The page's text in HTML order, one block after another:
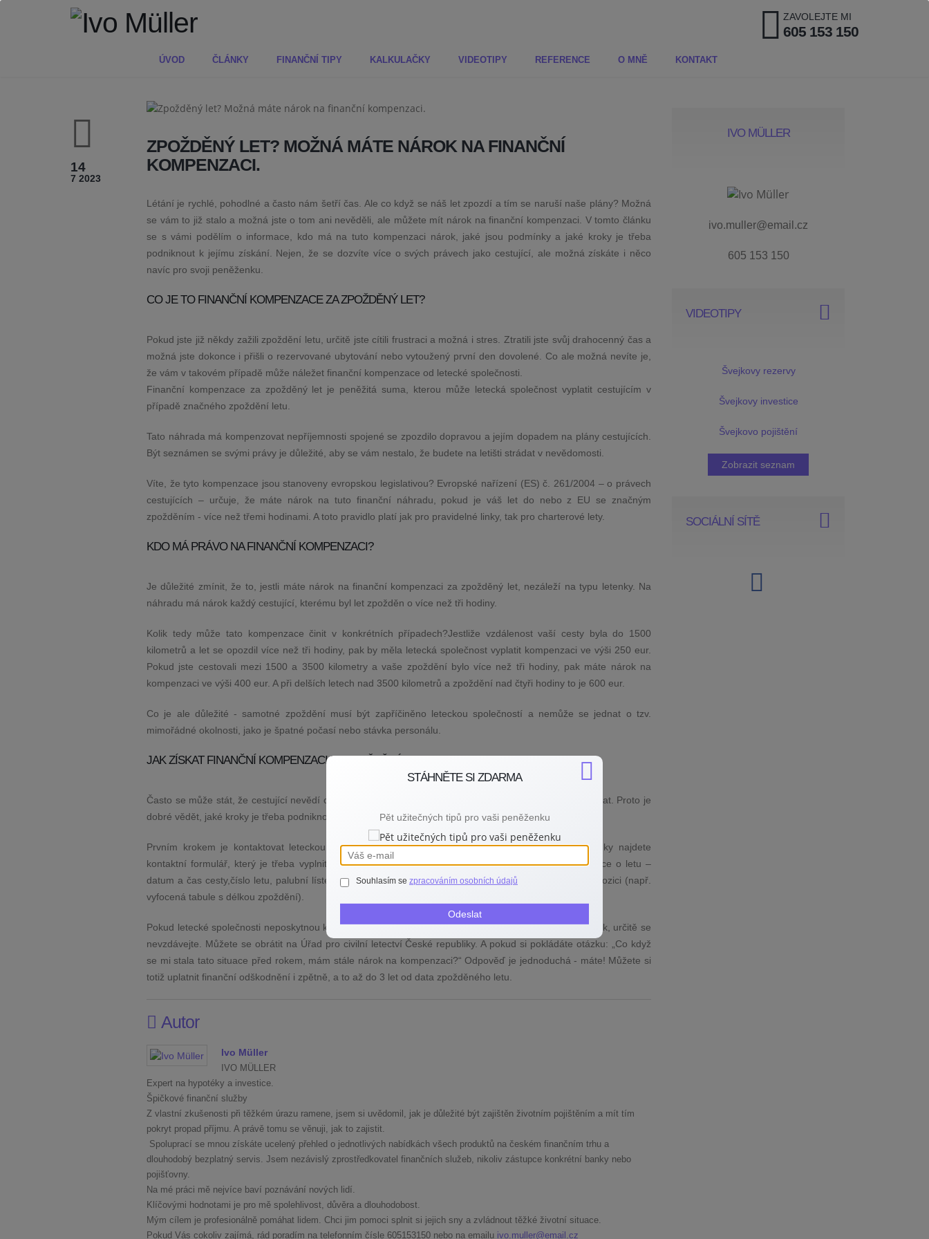
ZAVOLEJTE MI
605 153 150
ÚVOD ČLÁNKY FINANČNÍ TIPY KALKULAČKY VIDEOTIPY REFERENCE O MNĚ KONTAKT
14
7 2023
ZPOŽDĚNÝ LET? MOŽNÁ MÁTE NÁROK NA FINANČNÍ
KOMPENZACI.
Létání je rychlé, pohodlné a často nám šetří čas. Ale co když se náš let zpozdí a tím se naruší naše plány? Možná
se vám to již stalo a možná jste o tom ani nevěděli, ale můžete mít nárok na finanční kompenzaci. V tomto článku
se s vámi podělím o informace, kdo má na tuto kompenzaci nárok, jaké jsou podmínky a jaké kroky je třeba
podniknout k jejímu získání. Nejen, že se dozvíte více o svých právech jako cestující, ale možná získáte i něco
navíc pro svoji peněženku.
CO JE TO FINANČNÍ KOMPENZACE ZA ZPOŽDĚNÝ LET?
Pokud jste již někdy zažili zpoždění letu, určitě jste cítili frustraci a možná i stres. Ztratili jste svůj drahocenný čas a
možná jste dokonce i přišli o rezervované ubytování nebo vytoužený první den dovolené. Co ale možná nevíte je,
že vám v takovém případě může náležet finanční kompenzace od letecké společnosti.
Finanční kompenzace za zpožděný let je peněžitá suma, kterou může letecká společnost vyplatit cestujícím v
případě značného zpoždění letu.
Tato náhrada má kompenzovat nepříjemnosti spojené se zpozdilo dopravou a jejím dopadem na plány cestujících.
Být seznámen se svými právy je důležité, aby se vám nestalo, že budete na letišti strádat v nevědomosti.
Víte, že tyto kompenzace jsou stanoveny evropskou legislativou? Evropské nařízení (ES) č. 261/2004 – o právech
cestujících – určuje, že máte nárok na tuto finanční náhradu, pokud je váš let do nebo z EU se značným
zpožděním - více než třemi hodinami. A toto pravidlo platí jak pro pravidelné linky, tak pro charterové lety.
KDO MÁ PRÁVO NA FINANČNÍ KOMPENZACI?
Je důležité zmínit, že to, jestli máte nárok na finanční kompenzaci za zpožděný let, nezáleží na typu letenky. Na
náhradu má nárok každý cestující, kterému byl let zpožděn o více než tři hodiny.
Kolik tedy může tato kompenzace činit v konkrétních případech?Jestliže vzdálenost vaší cesty byla do 1500
kilometrů a let se opozdil více než tři hodiny, pak by měla letecká společnost vyplatit kompenzaci ve výši 250 eur.
Pokud jste cestovali mezi 1500 a 3500 kilometry a vaše zpoždění bylo více než tři hodiny, pak máte nárok na
kompenzaci ve výši 400 eur. A při delších letech nad 3500 kilometrů a zpoždění nad čtyři hodiny to je 600 eur.
Co je ale důležité - samotné zpoždění musí být zapříčiněno leteckou společností a nemůže se jednat o tzv.
mimořádné okolnosti, jako je špatné počasí nebo stávka personálu.
JAK ZÍSKAT FINANČNÍ KOMPENZACI ZA ZPOŽDĚNÝ LET?
Často se může stát, že cestující nevědí o svém právu na kompenzaci, nebo si nejsou jisti, jak postupovat. Proto je
dobré vědět, jaké kroky je třeba podniknout pro úspěšné získání kompenzace.
Prvním krokem je kontaktovat leteckou společnost, u které jste letenku zakoupili. Na webu aerolinky najdete
kontaktní formulář, který je třeba vyplnit. Do formuláře uveďte údaje o cestujících a důležité informace o letu –
datum a čas cesty,číslo letu, palubní lístek, délku zpoždění a další případné důkazy, které máte k dispozici (např.
vyfocená tabule s délkou zpoždění).
Pokud letecké společnosti neposkytnou kompenzaci dobrovolně a vy víte, že máte na kompenzaci nárok, určitě se
nevzdávejte. Můžete se obrátit na Úřad pro civilní letectví České republiky. A pokud si pokládáte otázku: „Co když
se mi stala tato situace před rokem, mám stále nárok na kompenzaci?“ Odpověď je jednoduchá - máte! Můžete si
totiž uplatnit finanční odškodnění i zpětně, a to až do 3 let od data zpožděného letu.
Autor
Ivo Müller
IVO MÜLLER
Expert na hypotéky a investice.
Špičkové finanční služby
Z vlastní zkušenosti při těžkém úrazu ramene, jsem si uvědomil, jak je důležité být zajištěn životním pojištěním a mít tím
pokryt propad příjmu. A právě tomu se věnuji, jak to zajistit.
Spoluprací se mnou získáte ucelený přehled o jednotlivých nabídkách všech produktů na českém finančním trhu a
dlouhodobý bezplatný servis. Jsem nezávislý zprostředkovatel finančních služeb, nikoliv zástupce konkrétní banky nebo
pojišťovny.
Na mé práci mě nejvíce baví poznávání nových lidí.
Klíčovými hodnotami je pro mě spolehlivost, důvěra a dlouhodobost.
Mým cílem je profesionálně pomáhat lidem. Chci jim pomoci splnit si jejich sny a zvládnout těžké životní situace.
Pokud Vás cokoliv zajímá, rád poradím na telefonním čísle 605153150 nebo na emailu ivo.muller@email.cz
IVO MÜLLER
ivo.muller@email.cz
605 153 150
VIDEOTIPY
Švejkovy rezervy
Švejkovy investice
Švejkovo pojištění
Zobrazit seznam
SOCIÁLNÍ SÍTĚ
STÁHNĚTE SI ZDARMA
Pět užitečných tipů pro vaši peněženku
Souhlasím se zpracováním osobních údajů
Odeslat